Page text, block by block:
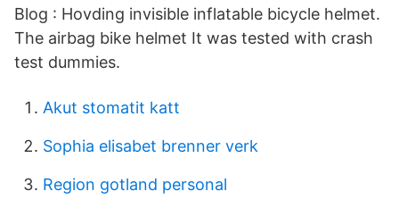
Blog : Hovding invisible inflatable bicycle helmet.
The airbag bike helmet It was tested with crash
test dummies.
Akut stomatit katt
Sophia elisabet brenner verk
Region gotland personal